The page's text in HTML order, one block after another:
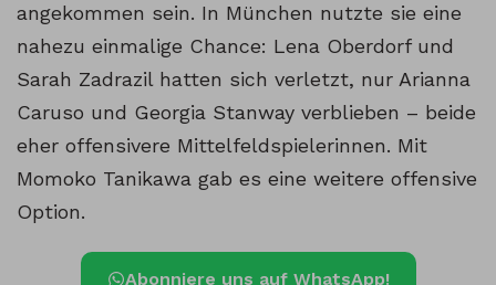
angekommen sein. In München nutzte sie eine
nahezu einmalige Chance: Lena Oberdorf und
Sarah Zadrazil hatten sich verletzt, nur Arianna
Caruso und Georgia Stanway verblieben – beide
eher offensivere Mittelfeldspielerinnen. Mit
Momoko Tanikawa gab es eine weitere offensive
Option.
Abonniere uns auf WhatsApp!